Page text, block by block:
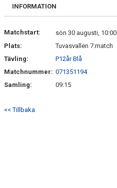
BLI MEDLEM
SÖNDRUMS IP
TRYGG I ASTRIO
ASTRIOSHOPEN
INFORMATION
Matchstart:
sön 30 augusti, 10:00
Plats:
Tuvasvallen 7:match
Tävling:
P12år Blå
Matchnummer: 071351194
Samling:
09:15
<< Tillbaka